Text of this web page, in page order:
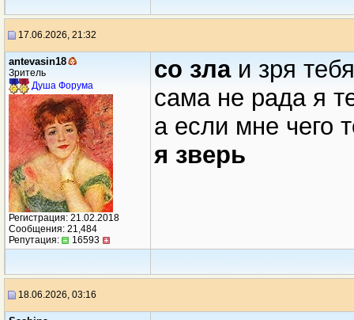
17.06.2026, 21:32
antevasin18
Зритель
Душа Форума
Регистрация: 21.02.2018
Сообщения: 21,484
Репутация:
16593
со злаи зря
сама не рада я
а если мне чего
я зверь
18.06.2026, 03:16